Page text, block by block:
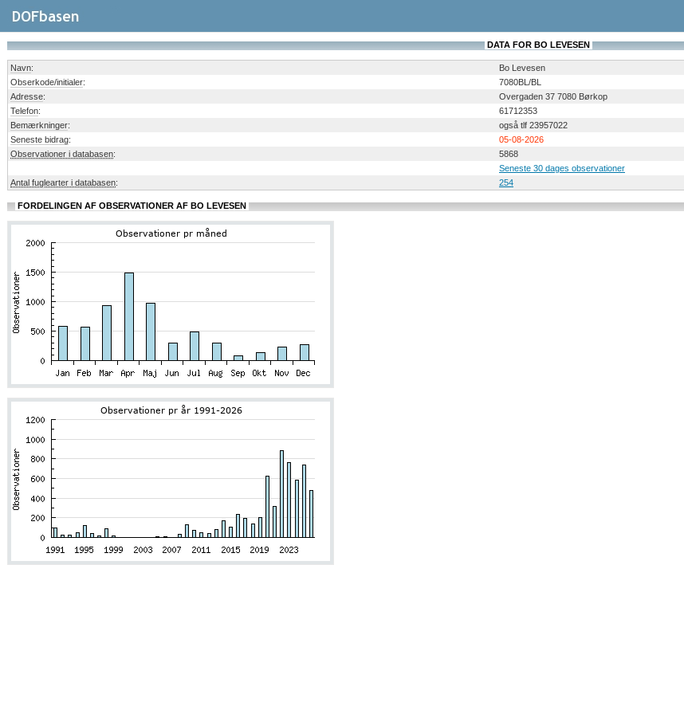
DATA FOR BO LEVESEN
Navn:
Bo Levesen
Obserkode/initialer:
7080BL/BL
Adresse:
Overgaden 37 7080 Børkop
Telefon:
61712353
Bemærkninger:
også tlf 23957022
Seneste bidrag:
05-08-2026
Observationer i databasen:
5868
Seneste 30 dages observationer
Antal fuglearter i databasen: 254
FORDELINGEN AF OBSERVATIONER AF BO LEVESEN